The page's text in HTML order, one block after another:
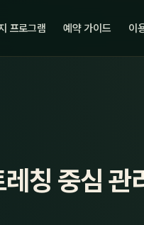
프로그램 예약 가이드 이
칭 중심 관